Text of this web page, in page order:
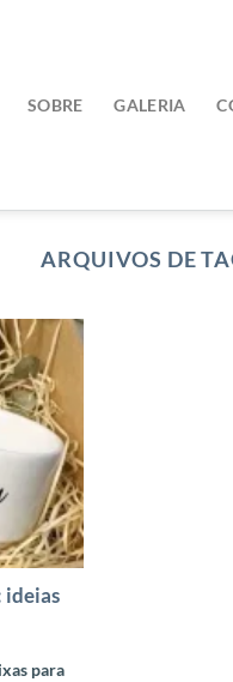
SOBRE GALERIA
ARQUIVOS DE
ideias
para